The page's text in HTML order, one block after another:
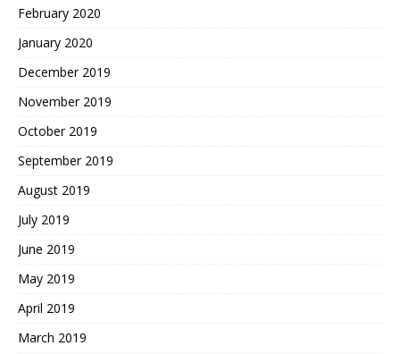
February 2020
January 2020
December 2019
November 2019
October 2019
September 2019
August 2019
July 2019
June 2019
May 2019
April 2019
March 2019